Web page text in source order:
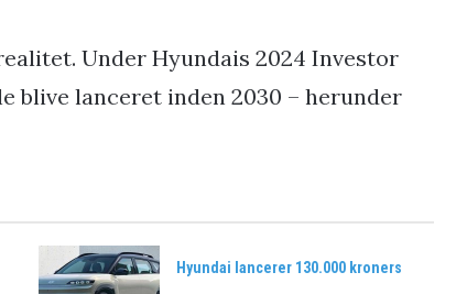
Under Hyundais 2024 Investor
blive lanceret inden 2030 – herunder
Hyundai lancerer 130.000 kroners